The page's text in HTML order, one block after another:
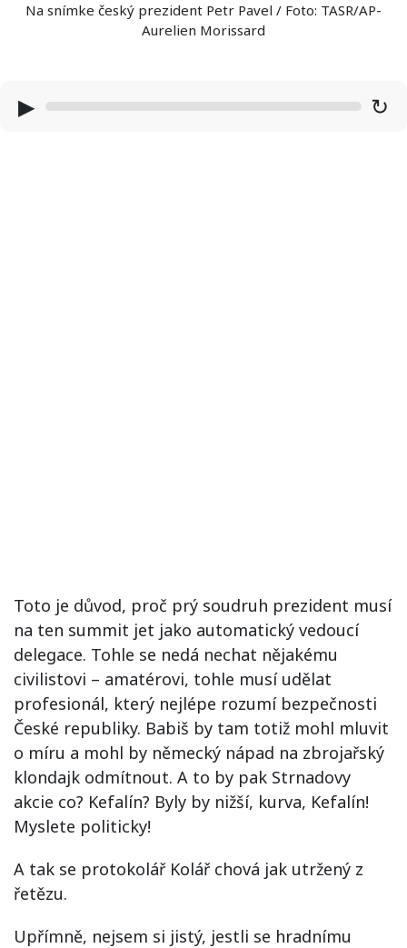
Na snímke český prezident Petr Pavel / Foto: TASR/AP-
Aurelien Morissard
▶ ↻
Toto je důvod, proč prý soudruh prezident musí
na ten summit jet jako automatický vedoucí
delegace. Tohle se nedá nechat nějakému
civilistovi – amatérovi, tohle musí udělat
profesionál, který nejlépe rozumí bezpečnosti
České republiky. Babiš by tam totiž mohl mluvit
o míru a mohl by německý nápad na zbrojařský
klondajk odmítnout. A to by pak Strnadovy
akcie co? Kefalín? Byly by nižší, kurva, Kefalín!
Myslete politicky!
A tak se protokolář Kolář chová jak utržený z
řetězu.
Upřímně, nejsem si jistý, jestli se hradnímu